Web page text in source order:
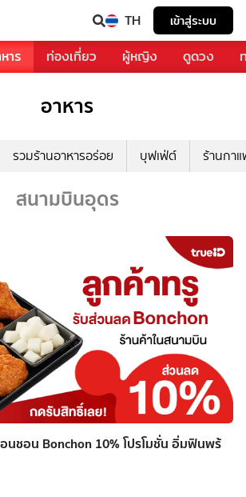
TH เข้าสู่ระบบ
าร ท่องเที่ยว ผู้หญิง ดูดวง
อาหาร
รวมร้านอาหารอร่อย บุฟเฟ่ต์ ร้านกา
สนามบินอุดร
ชอน Bonchon 10% โปรโมชั่น อิ่มฟินพร้